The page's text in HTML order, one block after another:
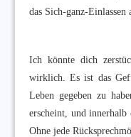
das Sich-ganz-Einlassen
Ich könnte dich
wirklich. Es ist das
Leben gegeben zu
erscheint, und innerhalb
Ohne jede